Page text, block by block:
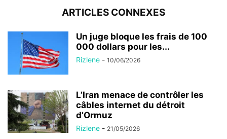
ARTICLES CONNEXES
Un juge bloque les frais de 100
000 dollars pour les...
Rizlene - 10/06/2026
L’Iran menace de contrôler les
câbles internet du détroit
d’Ormuz
Rizlene - 21/05/2026